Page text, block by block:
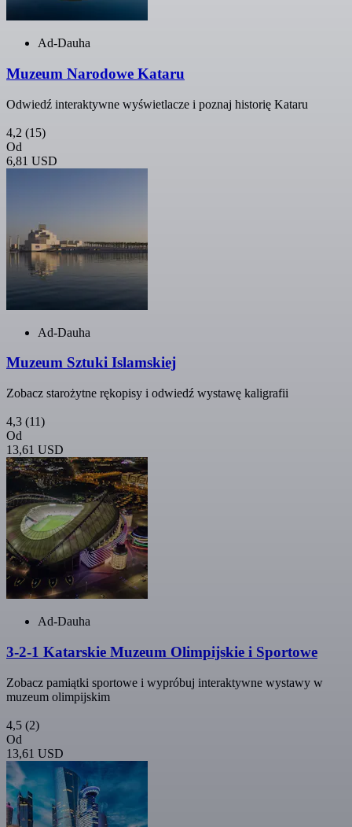
Ad-Dauha
Muzeum Narodowe Kataru
Odwiedź interaktywne wyświetlacze i poznaj historię Kataru
4,2 (15)
Od
6,81 USD
Ad-Dauha
Muzeum Sztuki Islamskiej
Zobacz starożytne rękopisy i odwiedź wystawę kaligrafii
4,3 (11)
Od
13,61 USD
Ad-Dauha
3-2-1 Katarskie Muzeum Olimpijskie i Sportowe
Zobacz pamiątki sportowe i wypróbuj interaktywne wystawy w
muzeum olimpijskim
4,5 (2)
Od
13,61 USD